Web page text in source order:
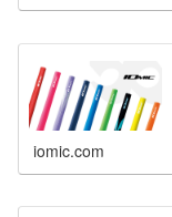
iomic.com